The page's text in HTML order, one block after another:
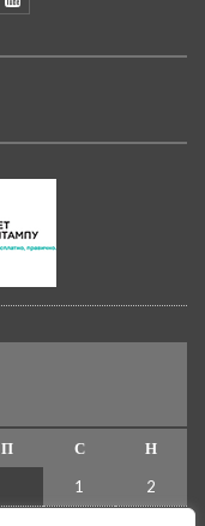
П С
Н
1
2